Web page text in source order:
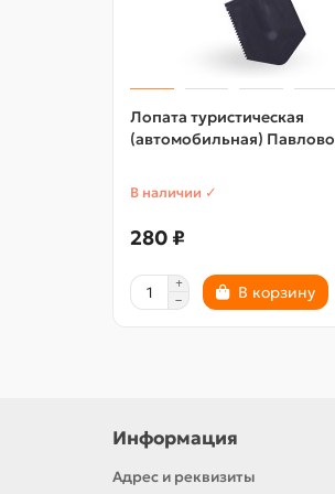
Лопата туристическая
(автомобильная) Павлово
В наличии ✓
280 ₽
В корзину
Информация
Адрес и реквизиты